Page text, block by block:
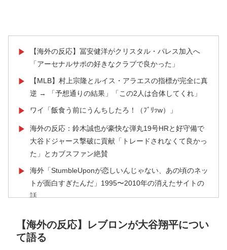
▶
【海外の反応】冨安健洋がクリスタル・パレス加入へ
「アーセナルサポの好きなクラブで良かった」
▶
【MLB】村上宗隆とルイス・アラエスの指標が完全に真
逆 → 「予想通りの結果」「この2人は合体してくれ」
▶ ワイ「飯食う前にうんちしたろ！（ﾌﾞﾘｯw）」
▶
海外の反応：鈴木誠也が豪快な弾丸19号HRと好守備で
大谷ドジャース撃破に貢献「トレードされなくて良かっ
た」とカブスファン絶賛
▶
海外「StumbleUponが恋しいんじゃない、あの頃のネッ
トが面白すぎたんだ」1995〜2010年の消えたサイトの
話
度見した」値上げで買うのをやめたもの…
▶
米：トランプ大統領、「敵性外国人」による「米国籍目
【海外の反応】レブロンが大谷翔平につい
て語る